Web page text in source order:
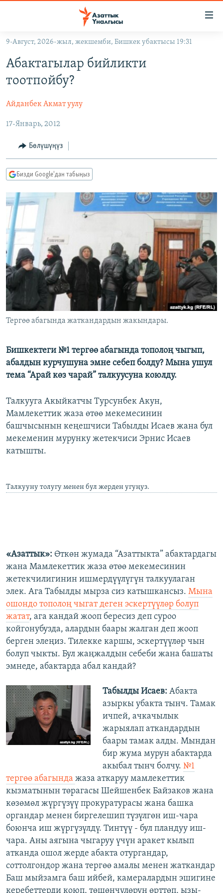
Навигацияга
өтүңүз
салыңыз
КЫРГЫЗСТАН
САЯСАТ
ЭКОНОМИКА
МАДАНИЯТ
ДҮЙНӨ
БОРБОР АЗИЯ
УКРАИНА
АТАЙЫН ИЛИКТӨӨ
ТВ ПРОГРАММАЛАР
БҮГҮН АЗАТТЫКТА
ЭКСПЕРТТЕР ТАЛДАЙТ
БИЗ ЖАНА ДҮЙНӨ
ЭЖЕ-СИҢДИЛЕР
АЗАТТЫК+
ЫҢГАЙСЫЗ СУРООЛОР
ПОДКАСТ
ӨЗГӨЧӨ ПИКИР
Русский
ОНЛАЙН ШЕРИНЕ
ЭЕ/АРнун бардык сайттары
9-Август, 2026-жыл, жекшемби, Бишкек убактысы 19:31
Абактагылар бийликти
тоотпойбу?
Айданбек Акмат уулу
17-Январь, 2012
Бөлүшүңүз
Бизди Google'дан табыңыз
Тергөө абагында жаткандардын жакындары.
Бишкектеги №1 тергөө абагында тополоң чыгып,
абалдын курчушуна эмне себеп болду? Мына ушул
тема “Арай көз чарай” талкуусуна коюлду.
Талкууга Акыйкатчы Турсунбек Акун,
Мамлекеттик жаза өтөө мекемесинин
башчысынын кеңешчиси Табылды Исаев жана бул
мекеменин мурунку жетекчиси Эрнис Исаев
катышты.
Талкууну толугу менен бул жерден угуңуз.
«Азаттык»: Өткөн жумада “Азаттыкта” абактардагы
жана Мамлекеттик жаза өтөө мекемесинин
жетекчилигинин ишмердүүлүгүн талкуулаган
элек. Ага Табылды мырза сиз катышкансыз. Мына
ошондо тополоң чыгат деген эскертүүлөр болуп
жатат, ага кандай жооп бересиз деп суроо
койгонубузда, алардын баары жалган деп жооп
берген элеңиз. Тилекке каршы, эскертүүлөр чын
болуп чыкты. Бул жаңжалдын себеби жана башаты
эмнеде, абактарда абал кандай?
Табылды Исаев: Абакта
азыркы убакта тынч. Тамак
ичпей, ачкачылык
жарыялап аткандардын
баары тамак алды. Мындан
бир жума мурун абактарда
акыбал тынч болчу. №1
тергөө абагында жаза аткаруу мамлекеттик
кызматынын төрагасы Шейшенбек Байзаков жана
көзөмөл жүргүзүү прокуратурасы жана башка
органдар менен биргелешип түзүлгөн иш-чара
боюнча иш жүргүзүлдү. Тинтүү - бул пландуу иш-
чара. Аны аягына чыгаруу үчүн аракет кылып
атканда ошол жерде абакта отургандар,
соттолгондор жана тергөө амалы менен жаткандар
Баш мыйзамга баш ийбей, камералардын эшигине
керебеттерди коюп, төшөнчүлөрүн өрттөп, ызы-